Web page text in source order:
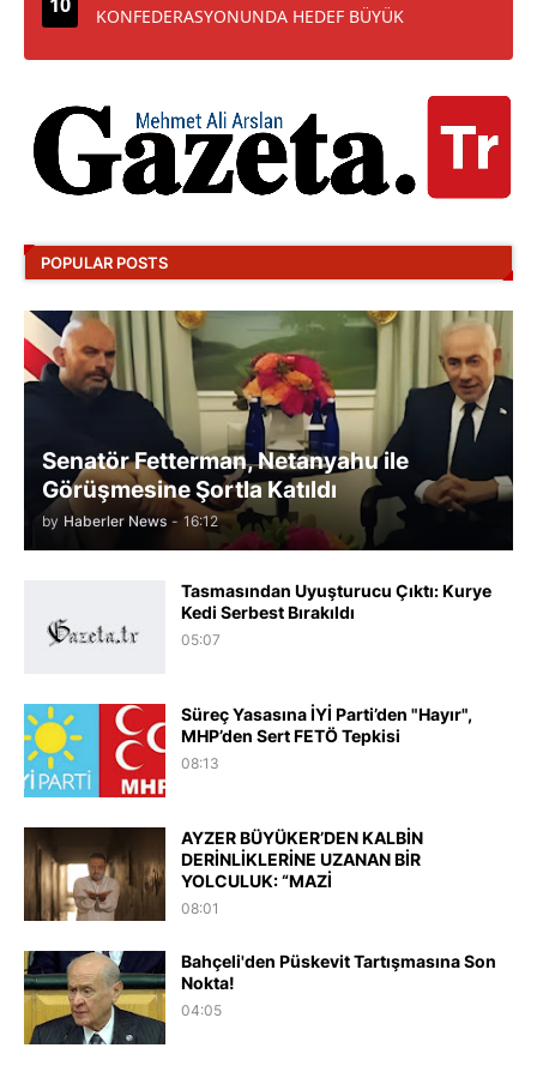
KONFEDERASYONUNDA HEDEF BÜYÜK
POPULAR POSTS
Senatör Fetterman, Netanyahu ile
Görüşmesine Şortla Katıldı
by Haberler News - 16:12
Tasmasından Uyuşturucu Çıktı: Kurye
Kedi Serbest Bırakıldı
05:07
Süreç Yasasına İYİ Parti’den "Hayır",
MHP’den Sert FETÖ Tepkisi
08:13
AYZER BÜYÜKER’DEN KALBİN
DERİNLİKLERİNE UZANAN BİR
YOLCULUK: “MAZİ
08:01
Bahçeli'den Püskevit Tartışmasına Son
Nokta!
04:05